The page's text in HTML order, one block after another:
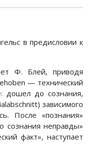
в предисловии к
Ф. Блей, приводя
— технический
дошел до сознания,
зависимого
После «познания»
сознания неправды»
факт», наступает